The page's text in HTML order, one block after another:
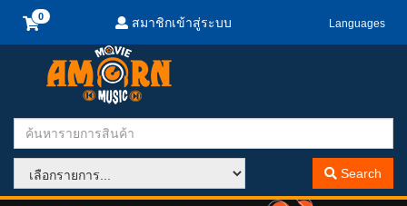
สมาชิกเข้าสู่ระบบ Languages
Search